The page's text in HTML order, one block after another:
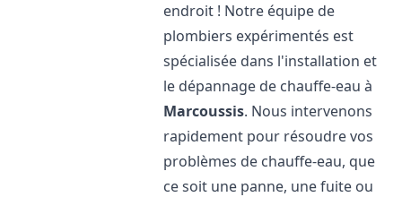
endroit ! Notre équipe de
plombiers expérimentés est
spécialisée dans l'installation et
le dépannage de chauffe-eau à
Marcoussis. Nous intervenons
rapidement pour résoudre vos
problèmes de chauffe-eau, que
ce soit une panne, une fuite ou